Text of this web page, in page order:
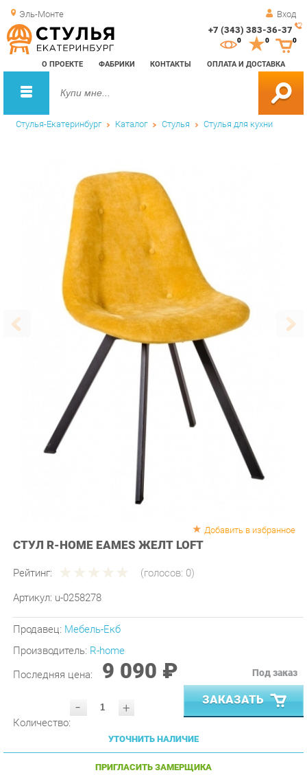
Эль-Монте Вход
+7 (343) 383-36-37
О ПРОЕКТЕ ФАБРИКИ КОНТАКТЫ ОПЛАТА И ДОСТАВКА
0 0
Стулья-Екатеринбург Каталог Стулья Стулья для кухни
Рейтинг: (голосов:0)
Артикул: u-0258278
Продавец: Мебель-Екб
Производитель:
R-home
Последняя цена: 9 090 ₽
- +
ЗАКАЗАТЬ
УТОЧНИТЬ НАЛИЧИЕ
ПРИГЛАСИТЬ ЗАМЕРЩИКА
ГАРАНТИЯ ЛУЧШЕЙ ЦЕНЫ